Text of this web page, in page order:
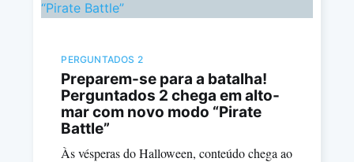
PERGUNTADOS 2
Preparem-se para a batalha!
Perguntados 2 chega em alto-
mar com novo modo “Pirate
Battle”
Às vésperas do Halloween, conteúdo chega ao